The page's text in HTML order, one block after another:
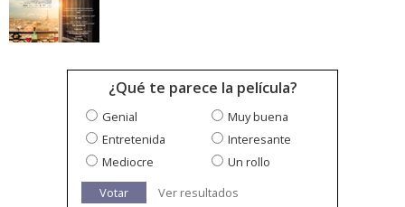
¿Qué te parece la película?
Genial
Muy buena
Entretenida
Interesante
Mediocre
Un rollo
Votar
Ver resultados